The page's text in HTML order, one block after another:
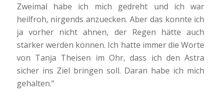
Zweimal habe ich mich gedreht und ich war
heilfroh, nirgends anzuecken. Aber das konnte ich
ja vorher nicht ahnen, der Regen hätte auch
stärker werden können. Ich hatte immer die Worte
von Tanja Theisen im Ohr, dass ich den Astra
sicher ins Ziel bringen soll. Daran habe ich mich
gehalten.“